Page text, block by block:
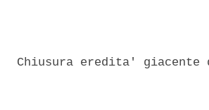
Chiusura eredita'